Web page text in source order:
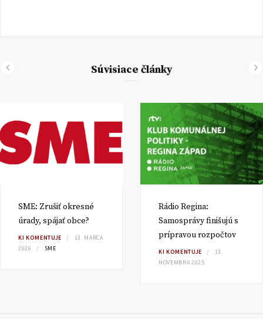
Súvisiace články
SME: Zrušiť okresné
úrady, spájať obce?
KI KOMENTUJE
13. MARCA
2026
SME
Rádio Regina:
Samosprávy finišujú s
prípravou rozpočtov
KI KOMENTUJE
13.
NOVEMBRA 2025